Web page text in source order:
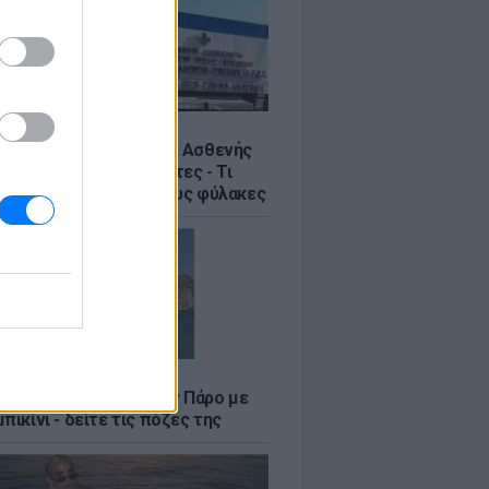
στον Ερυθρό Σταυρό: Ασθενής
νοσηλεύτρια σε πόρτες - Τι
η ΠΟΕΔΗΝ για τους φύλακες
Καληφώνη στην Πάρο με
- δείτε τις πόζες της